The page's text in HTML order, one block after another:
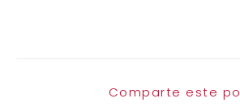
Comparte este